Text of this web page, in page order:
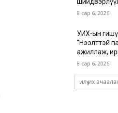
8 сар 6, 2026
УИХ-ын
“Нээлттэй
ажиллаж,
8 сар 6, 2026
илүү их